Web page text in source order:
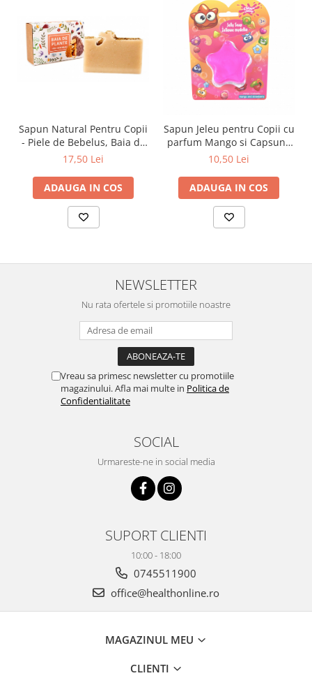
Yuup! - Cosmetica Veneta (17
produse)
Zuluff Diapers (70 produse)
Sapun Natural Pentru Copii
- Piele de Bebelus, Baia de
Plante, 100g
17,50 Lei
ADAUGA IN COS
Sapun Jeleu pentru Copii cu
parfum Mango si Capsuni,
50g, Chlapu Chlap
10,50 Lei
ADAUGA IN COS
NEWSLETTER
Nu rata ofertele si promotiile noastre
Vreau sa primesc newsletter cu promotiile
magazinului. Afla mai multe in Politica de
Confidentialitate
SOCIAL
Urmareste-ne in social media
SUPORT CLIENTI
10:00 - 18:00
0745511900
office@healthonline.ro
MAGAZINUL MEU
CLIENTI